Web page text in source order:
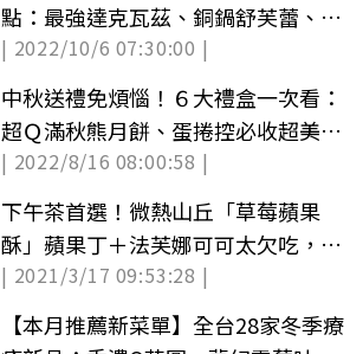
點：最強達克瓦茲、銅鍋舒芙蕾、得
獎甜塔
| 2022/10/6 07:30:00 |
中秋送禮免煩惱！６大禮盒一次看：
超Ｑ滿秋熊月餅、蛋捲控必收超美占
卜禮盒（中獎名單已公布）
| 2022/8/16 08:00:58 |
下午茶首選！微熱山丘「草莓蘋果
酥」蘋果丁＋法芙娜可可太欠吃，再
喝興波咖啡超療癒
| 2021/3/17 09:53:28 |
【本月推薦新菜單】全台28家冬季療